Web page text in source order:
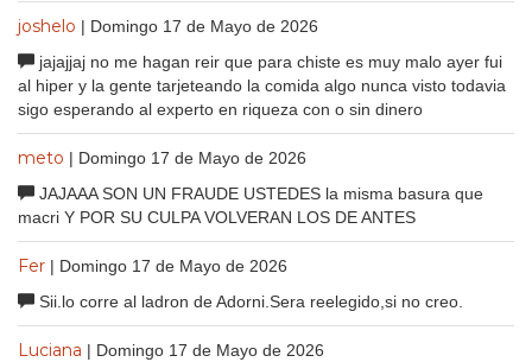
joshelo | Domingo 17 de Mayo de 2026
jajajjaj no me hagan reir que para chiste es muy malo ayer fui
al hiper y la gente tarjeteando la comida algo nunca visto todavia
sigo esperando al experto en riqueza con o sin dinero
meto | Domingo 17 de Mayo de 2026
JAJAAA SON UN FRAUDE USTEDES la misma basura que
macri Y POR SU CULPA VOLVERAN LOS DE ANTES
Fer | Domingo 17 de Mayo de 2026
Sii.lo corre al ladron de Adorni.Sera reelegido,si no creo.
Luciana | Domingo 17 de Mayo de 2026